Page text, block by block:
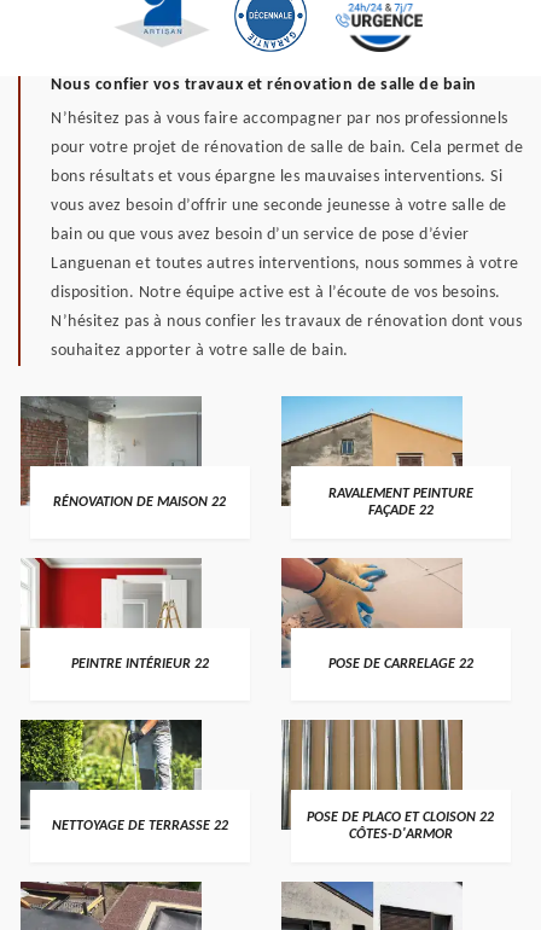
Nous confier vos travaux et rénovation de salle de bain
N’hésitez pas à vous faire accompagner par nos professionnels
pour votre projet de rénovation de salle de bain. Cela permet de
bons résultats et vous épargne les mauvaises interventions. Si
vous avez besoin d’offrir une seconde jeunesse à votre salle de
bain ou que vous avez besoin d’un service de pose d’évier
Languenan et toutes autres interventions, nous sommes à votre
disposition. Notre équipe active est à l’écoute de vos besoins.
N’hésitez pas à nous confier les travaux de rénovation dont vous
souhaitez apporter à votre salle de bain.
RÉNOVATION DE MAISON 22
RAVALEMENT PEINTURE
FAÇADE 22
PEINTRE INTÉRIEUR 22 POSE DE CARRELAGE 22
NETTOYAGE DE TERRASSE 22
POSE DE PLACO ET CLOISON 22
CÔTES-D'ARMOR